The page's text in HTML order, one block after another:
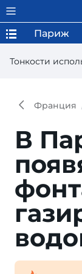
Тонкости
Париж
Франция
В